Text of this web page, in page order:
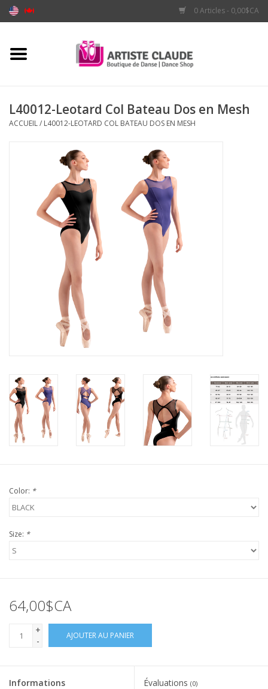
0 Articles - 0,00$CA
Accueil
Vêtements
L40012-Leotard Col Bateau Dos en Mesh
ACCUEIL/ L40012-LEOTARD COL BATEAU DOS EN MESH
Color: *
Size: *
64,00$CA
+
-
AJOUTER AU PANIER
Informations Évaluations (0)